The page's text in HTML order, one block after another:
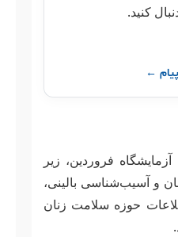
کنید.
←
فروردین، زیر
و آسیب‌شناسی بالینی،
حوزه سلامت زنان